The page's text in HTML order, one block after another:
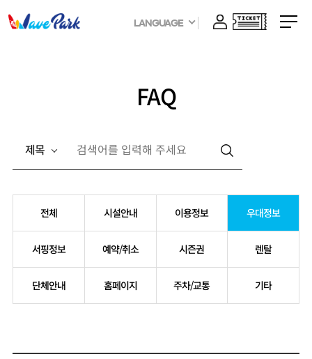
LANGUAGE
FAQ
제목
전체 시설안내 이용정보 우대정보
서핑정보 예약/취소 시즌권 렌탈
단체안내 홈페이지 주차/교통 기타